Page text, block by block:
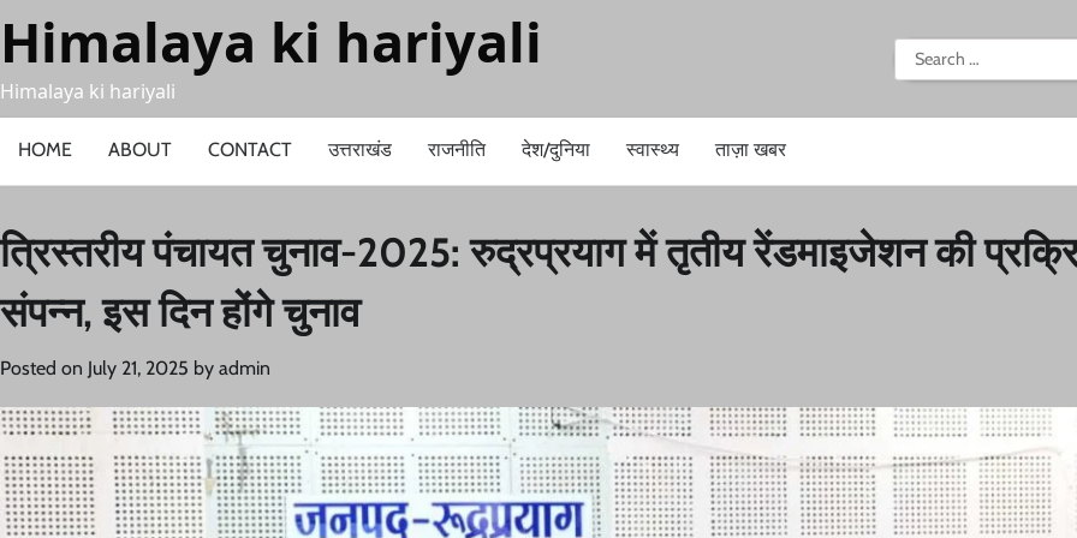
to
content
Himalaya ki hariyali
Himalaya ki hariyali
Search
for:
HOME ABOUT CONTACT उत्तराखंड राजनीति देश/दुनिया स्वास्थ्य ताज़ा खबर
त्रिस्तरीय पंचायत चुनाव-2025: रुद्रप्रयाग में तृतीय रेंडमाइजेशन की
संपन्न, इस दिन होंगे चुनाव
Posted on July 21, 2025 by admin